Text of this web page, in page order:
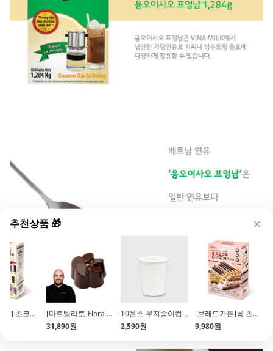
추천상품 🎁
[브레드가든] 초코스틱 만들기세트(약55~60개분량)
[마르텔라토]Flora 플라워 초콜릿 몰드(21MA1050\/BPA FREE)
31,890원
10온스 무지종이컵(85*95mm\/340ml\/50개입)
2,590원
[브레드가든]롱 초코스틱 만들기세트(52-57개분량)
9,980원